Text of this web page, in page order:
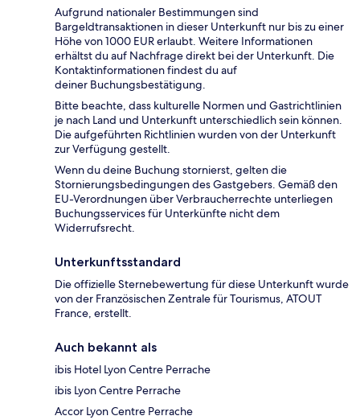
Aufgrund nationaler Bestimmungen sind
Bargeldtransaktionen in dieser Unterkunft nur bis zu einer
Höhe von 1000 EUR erlaubt. Weitere Informationen
erhältst du auf Nachfrage direkt bei der Unterkunft. Die
Kontaktinformationen findest du auf
deiner Buchungsbestätigung.
Bitte beachte, dass kulturelle Normen und Gastrichtlinien
je nach Land und Unterkunft unterschiedlich sein können.
Die aufgeführten Richtlinien wurden von der Unterkunft
zur Verfügung gestellt.
Wenn du deine Buchung stornierst, gelten die
Stornierungsbedingungen des Gastgebers. Gemäß den
EU-Verordnungen über Verbraucherrechte unterliegen
Buchungsservices für Unterkünfte nicht dem
Widerrufsrecht.
Unterkunftsstandard
Die offizielle Sternebewertung für diese Unterkunft wurde
von der Französischen Zentrale für Tourismus, ATOUT
France, erstellt.
Auch bekannt als
ibis Hotel Lyon Centre Perrache
ibis Lyon Centre Perrache
Accor Lyon Centre Perrache